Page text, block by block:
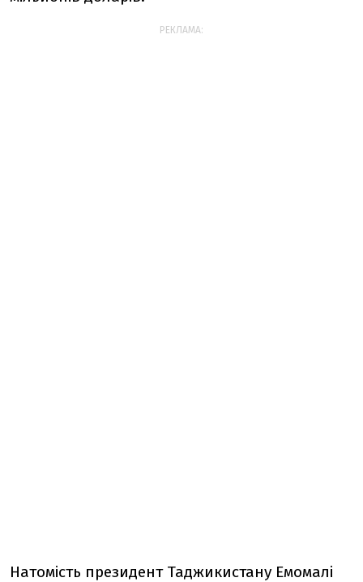
РЕКЛАМА:
Натомість президент Таджикистану Емомалі